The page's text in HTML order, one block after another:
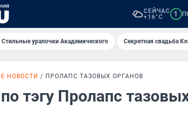
СЕЙЧАС
+16°C
1
Стильные уралочки Академического Секретная свадьба
НОВОСТИ ПРОЛАПС ТАЗОВЫХ ОРГАНОВ
тэгу Пролапс